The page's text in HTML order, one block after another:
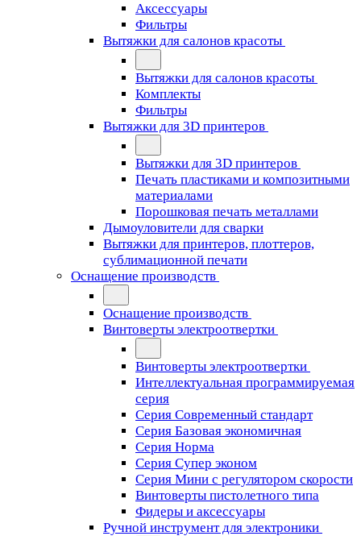
Аксессуары
Фильтры
Вытяжки для салонов красоты
Вытяжки для салонов красоты
Комплекты
Фильтры
Вытяжки для 3D принтеров
Вытяжки для 3D принтеров
Печать пластиками и композитными
материалами
Порошковая печать металлами
Дымоуловители для сварки
Вытяжки для принтеров, плоттеров,
сублимационной печати
Оснащение производств
Оснащение производств
Винтоверты электроотвертки
Винтоверты электроотвертки
Интеллектуальная программируемая
серия
Серия Современный стандарт
Серия Базовая экономичная
Серия Норма
Серия Cупер эконом
Серия Мини с регулятором скорости
Винтоверты пистолетного типа
Фидеры и аксессуары
Ручной инструмент для электроники